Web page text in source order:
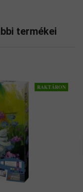
termékei
RAKTÁRON